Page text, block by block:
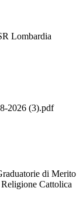
Lombardia
2026 (3).pdf
di Merito
Cattolica